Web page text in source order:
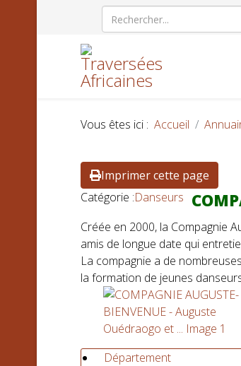
Vous êtes ici : Accueil
Imprimer cette page
Catégorie :Danseurs
Créée en 2000, la Compagnie
amis de longue date qui
La compagnie a de
la formation de jeunes
Département